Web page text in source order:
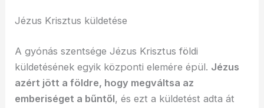
Jézus Krisztus küldetése
A gyónás szentsége Jézus Krisztus földi
küldetésének egyik központi elemére épül. Jézus
azért jött a földre, hogy megváltsa az
emberiséget a bűntől, és ezt a küldetést adta át